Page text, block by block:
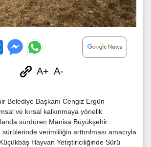
A+ A-
Belediye Başkanı Cengiz Ergün
ve kırsal kalkınmaya yönelik
sürdüren Manisa Büyükşehir
verimliliğin arttırılması amacıyla
Hayvan Yetiştiriciliğinde Sürü